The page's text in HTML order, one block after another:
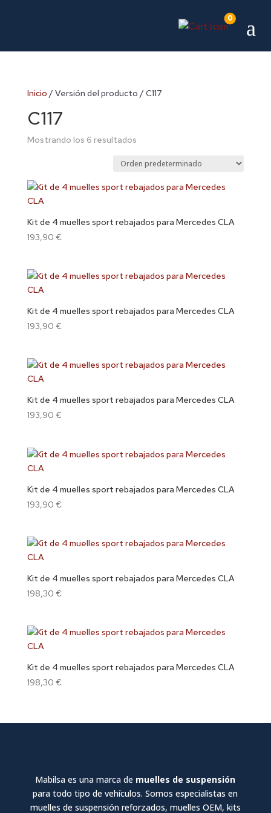
0 a
Inicio / Versión del producto / C117
C117
Mostrando los 6 resultados
Kit de 4 muelles sport rebajados para Mercedes CLA
193,90 €
Kit de 4 muelles sport rebajados para Mercedes CLA
193,90 €
Kit de 4 muelles sport rebajados para Mercedes CLA
193,90 €
Kit de 4 muelles sport rebajados para Mercedes CLA
193,90 €
Kit de 4 muelles sport rebajados para Mercedes CLA
198,30 €
Kit de 4 muelles sport rebajados para Mercedes CLA
198,30 €
Mabilsa es una marca de muelles de suspensión
para todo tipo de vehículos. Somos especialistas en
muelles de suspensión reforzados, muelles OEM, kits